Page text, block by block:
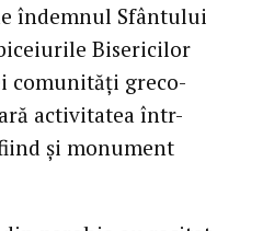
îndemnul Sfântului
Bisericilor
comunități greco-
activitatea într-
și monument